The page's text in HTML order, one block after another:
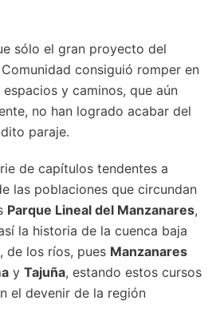
sólo el gran proyecto del
consiguió romper en
y caminos, que aún
no han logrado acabar del
paraje.
de capítulos tendentes a
las poblaciones que circundan
Parque Lineal del Manzanares,
la historia de la cuenca baja
de los ríos, pues Manzanares
y Tajuña, estando estos cursos
el devenir de la región